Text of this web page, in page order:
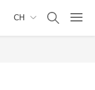
CH